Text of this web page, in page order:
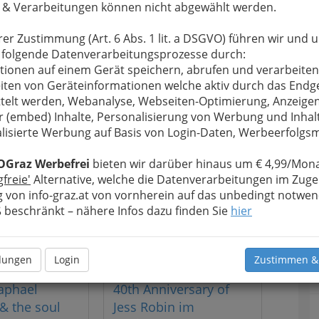
& Verarbeitungen können nicht abgewählt werden.
Zustimmung (Art. 6 Abs. 1 lit. a DSGVO) führen wir und
Datenverarbeitungsprozesse durch:
auf einem Gerät speichern, abrufen und
von Geräteinformationen welche aktiv durch das
werden, Webanalyse, Webseiten-Optimierung,
(embed) Inhalte, Personalisierung von Werbung und
Werbung auf Basis von Login-Daten,
Werbefrei bieten wir darüber hinaus um € 4,99/
Alternative, welche die Datenverarbeitungen im
von info-graz.at von vornherein auf das unbedingt
beschränkt – nähere Infos dazu finden Sie hier
Login Zustimmen
Orpheum,
GmbH“ auch
und
– die „Grazer
Schloßbergbühne
!
the soul
40th Anniversary of
Jess Robin im